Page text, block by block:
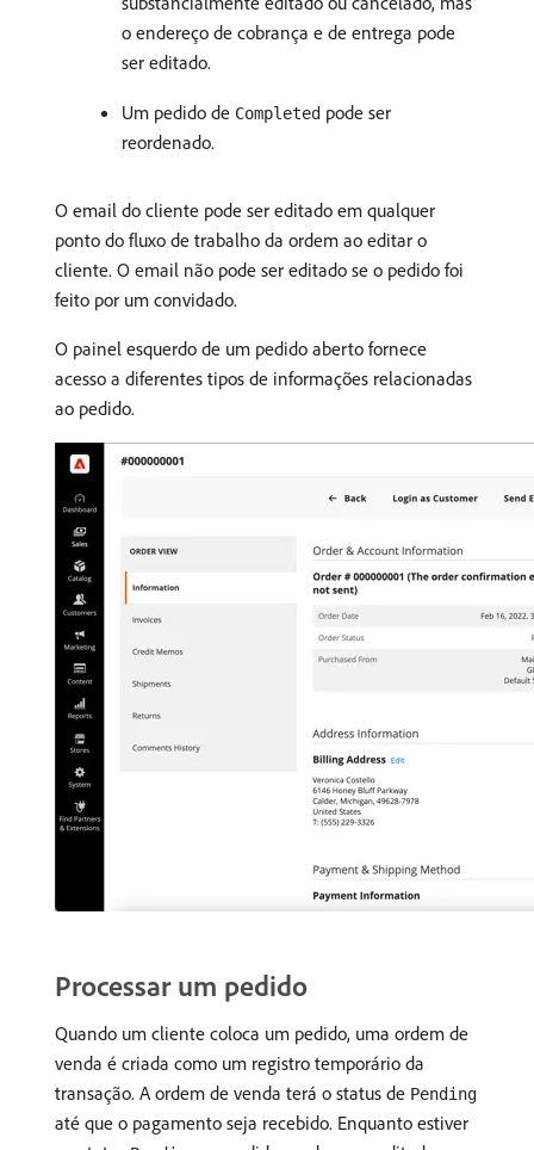
o endereço de cobrança e de entrega pode
ser editado.
Um pedido de Completed pode ser
reordenado.
O email do cliente pode ser editado em qualquer
ponto do fluxo de trabalho da ordem ao editar o
cliente. O email não pode ser editado se o pedido foi
feito por um convidado.
O painel esquerdo de um pedido aberto fornece
acesso a diferentes tipos de informações relacionadas
ao pedido.
Processar um pedido
Quando um cliente coloca um pedido, uma ordem de
venda é criada como um registro temporário da
transação. A ordem de venda terá o status de Pending
até que o pagamento seja recebido. Enquanto estiver